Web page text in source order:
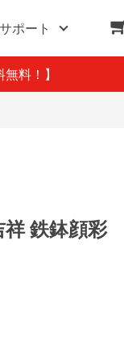
サポート
料！】
鉄鉢顔彩